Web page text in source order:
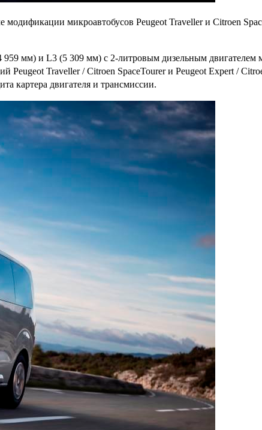
микроавтобусов Peugeot Traveller и Citroen
мм) и L3 (5 309 мм) с 2-литровым дизельным двигателем
Peugeot Traveller / Citroen SpaceTourer и Peugeot Expert /
картера двигателя и трансмиссии.